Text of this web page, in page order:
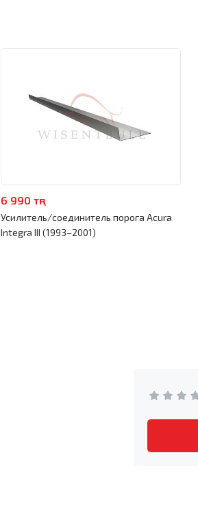
6 990 тңг
Усилитель/соединитель порога Acura
Integra III (1993–2001)